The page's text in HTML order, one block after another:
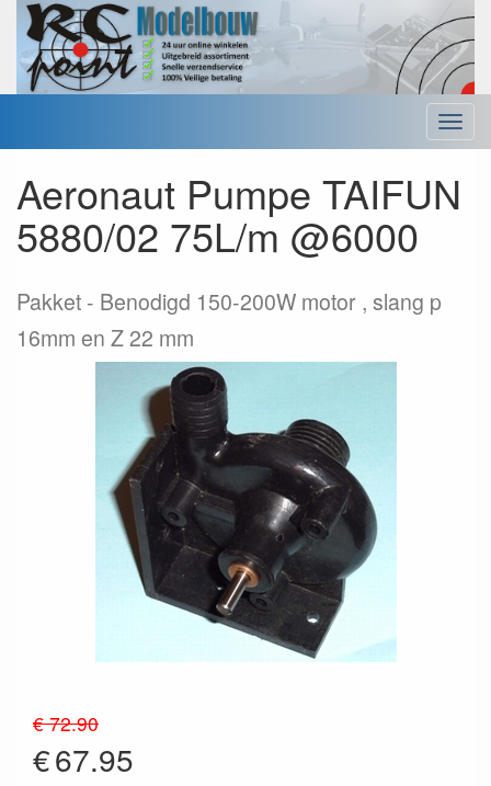
Menu
Aeronaut Pumpe TAIFUN
5880/02 75L/m @6000
Pakket
Benodigd 150-200W motor , slang p
16mm en Z 22 mm
€ 72.90
€67.95